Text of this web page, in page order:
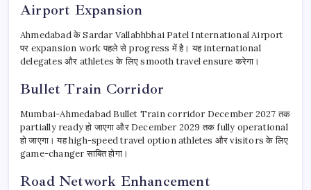
Airport Expansion
Ahmedabad के Sardar Vallabhbhai Patel International Airport
पर expansion work पहले से progress में है। यह international
delegates और athletes के लिए smooth travel ensure करेगा।
Bullet Train Corridor
Mumbai-Ahmedabad Bullet Train corridor December 2027 तक
partially ready हो जाएगा और December 2029 तक fully operational
हो जाएगा। यह high-speed travel option athletes और visitors के लिए
game-changer साबित होगा।
Road Network Enhancement